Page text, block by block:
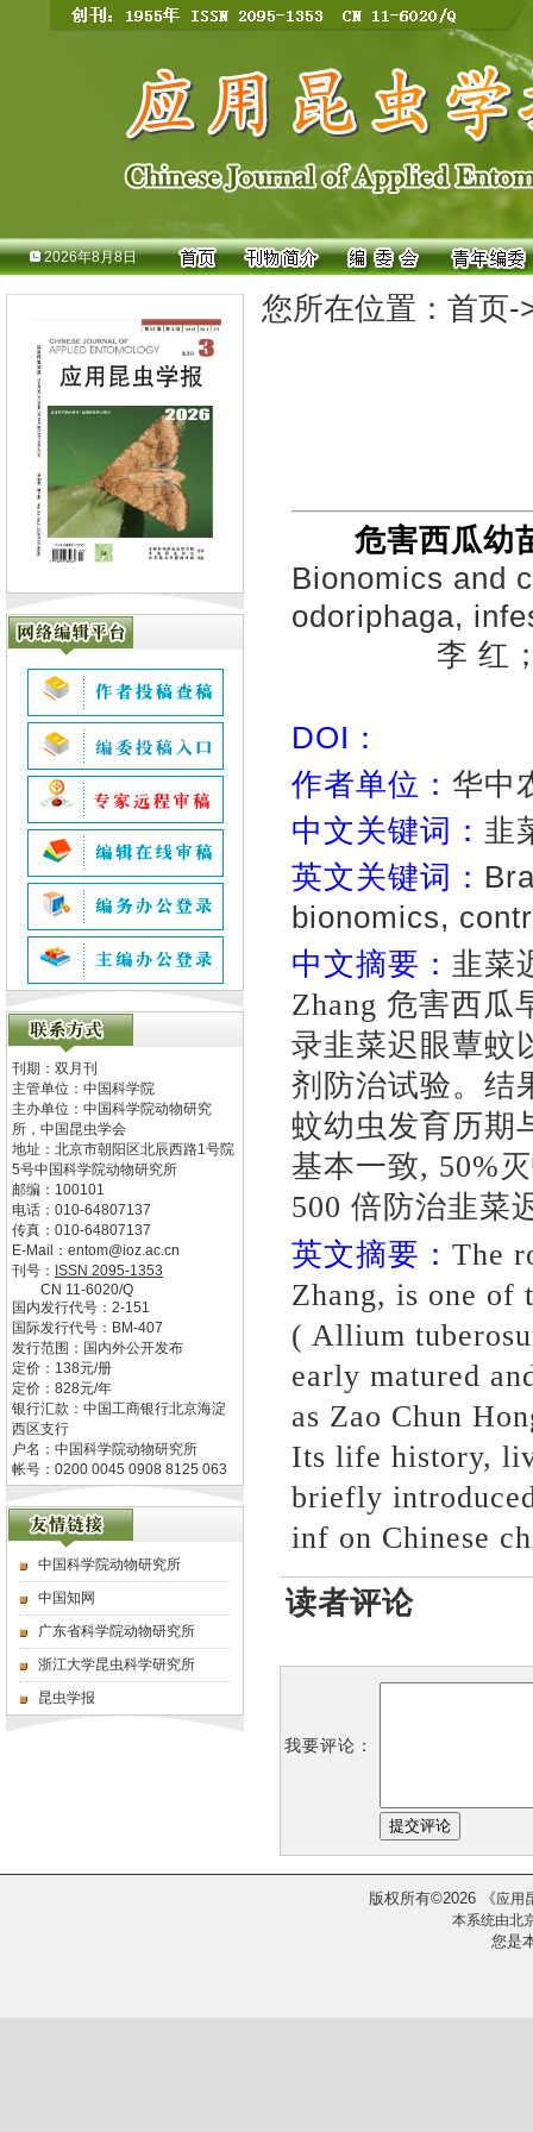
2026年8月8日
刊期：双月刊
主管单位： 中国科学院
主办单位： 中国科学院动物研究
所，中国昆虫学会
地址： 北京市朝阳区北辰西路1号院
5号中国科学院动物研究所
邮编： 100101
电话： 010-64807137
传真： 010-64807137
E-Mail： entom@ioz.ac.cn
刊号： ISSN 2095-1353
CN 11-6020/Q
国内发行代号： 2-151
国际发行代号： BM-407
发行范围：国内外公开发布
定价： 138元/册
定价： 828元/年
银行汇款：中国工商银行北京海淀
西区支行
户名：中国科学院动物研究所
帐号：0200 0045 0908 8125 063
中国科学院动物研究所
中国知网
广东省科学院动物研究所
浙江大学昆虫科学研究所
昆虫学报
您所在位置： 首页-
危害西瓜幼
Bionomics and
odoriphaga,
李 红
DOI：
作者单位： 华中
中文关键词： 韭
英文关键词：
bionomics,
中文摘要： 韭菜
Zhang 危害西瓜
录韭菜迟眼蕈蚊
剂防治试验。结
蚊幼虫发育历期
基本一致, 50%
500 倍防治韭菜
英文摘要： The
Zhang, is one of
( Allium
early matured
as Zao Chun
Its life history,
briefly
inf on Chinese
读者评论
我要评论：
版权所有©2026 《应用
本系统由北
您是